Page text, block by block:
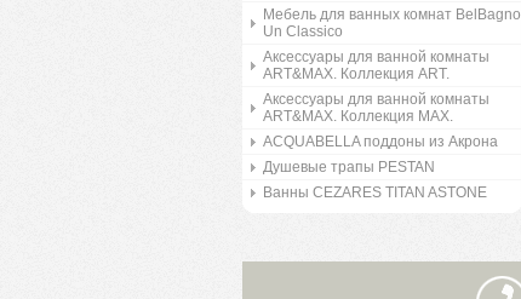
Мебель для ванных комнат BelBagno
Un Classico
Аксессуары для ванной комнаты
ART&MAX. Коллекция ART.
Аксессуары для ванной комнаты
ART&MAX. Коллекция MAX.
ACQUABELLA поддоны из Акрона
Душевые трапы PESTAN
Ванны CEZARES TITAN ASTONE